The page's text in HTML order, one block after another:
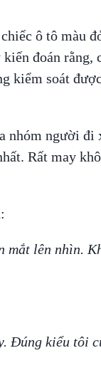
ô tô màu
đoán rằng,
kiểm soát
nhóm người đi
Rất may
mắt lên nhìn.
Đúng kiểu tôi